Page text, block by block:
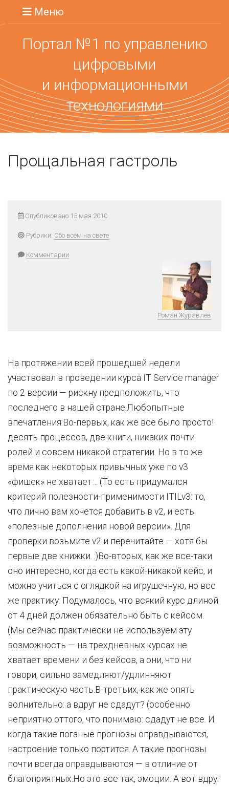
Меню
Портал №1 по управлению
цифровыми
и информационными
технологиями
Прощальная гастроль
Опубликовано 15 мая 2010
Рубрики: Обо всём на свете
Комментарии
Роман Журавлёв
На протяжении всей прошедшей недели
участвовал в проведении курса IT Service manager
по 2 версии — рискну предположить, что
последнего в нашей стране.Любопытные
впечатления:Во-первых, как же все было просто!
десять процессов, две книги, никаких почти
ролей и совсем никакой стратегии. Но в то же
время как некоторых привычных уже по v3
«фишек» не хватает… (То есть придумался
критерий полезности-применимости ITILv3: то,
что лично вам хочется добавить в v2, и есть
«полезные дополнения новой версии». Для
проверки возьмите v2 и перечитайте — хотя бы
первые две книжки. :)Во-вторых, как же все-таки
оно интересно, когда есть какой-никакой кейс, и
можно учиться с оглядкой на игрушечную, но все
же практику. Подумалось, что всякий курс длиной
от 4 дней должен обязательно быть с кейсом.
(Мы сейчас практически не используем эту
возможность — на трехдневных курсах не
хватает времени и без кейсов, а они, что ни
говори, сильно замедляют/удлинняют
практическую часть.В-третьих, как же опять
волнительно: а вдруг не сдадут? (особенно
неприятно оттого, что понимаю: сдадут не все. И
когда такие поганые прогнозы оправдываются,
настроение только портится. А такие прогнозы
почти всегда оправдываются — в отличие от
благоприятных.Но это все так, эмоции. А вот вдруг